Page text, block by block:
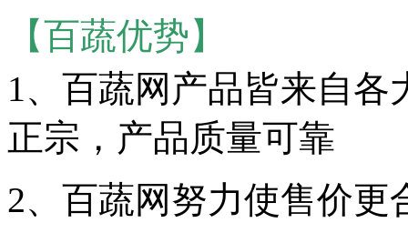
【百蔬优势】
1、 百蔬网产品皆来自各
正宗，产品质量可靠
2、百蔬网努力使售价更